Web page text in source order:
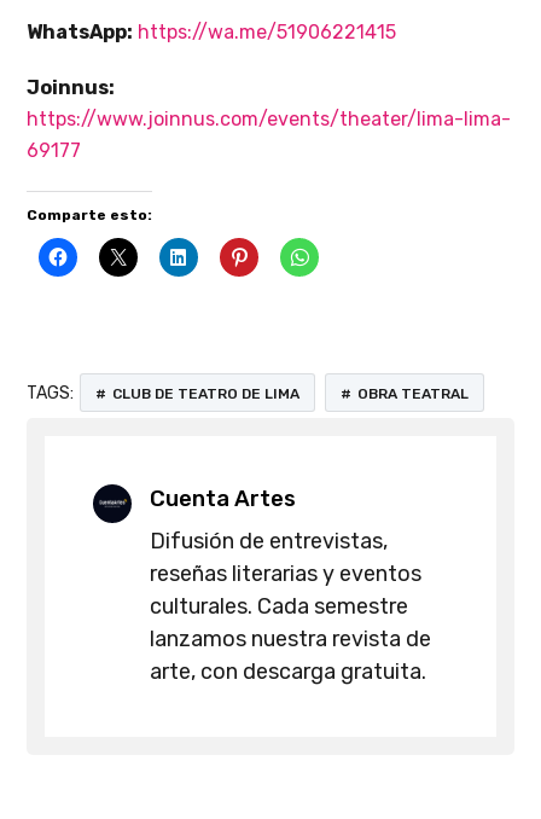
WhatsApp: https://wa.me/51906221415
Joinnus:
https://www.joinnus.com/events/theater/lima-lima-
69177
Comparte esto:
TAGS: CLUB DE TEATRO DE LIMA OBRA TEATRAL
Cuenta Artes
Difusión de entrevistas,
reseñas literarias y eventos
culturales. Cada semestre
lanzamos nuestra revista de
arte, con descarga gratuita.